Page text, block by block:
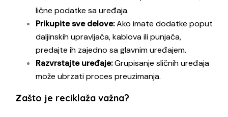
lične podatke sa uređaja.
Prikupite sve delove:Ako imate dodatke poput
daljinskih upravljača, kablova ili punjača,
predajte ih zajedno sa glavnim uređajem.
Razvrstajte uređaje:Grupisanje sličnih uređaja
može ubrzati proces preuzimanja.
Zašto je reciklaža važna?